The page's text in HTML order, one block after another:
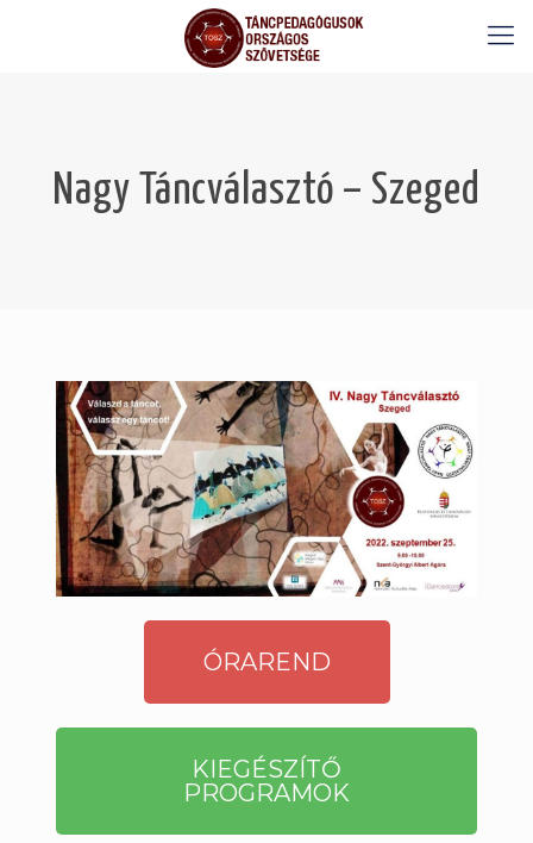
Nagy Táncválasztó – Szeged
ÓRAREND
KIEGÉSZÍTŐ
PROGRAMOK